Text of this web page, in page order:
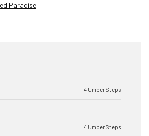
Paradise
4 Umber Steps
4 Umber Steps